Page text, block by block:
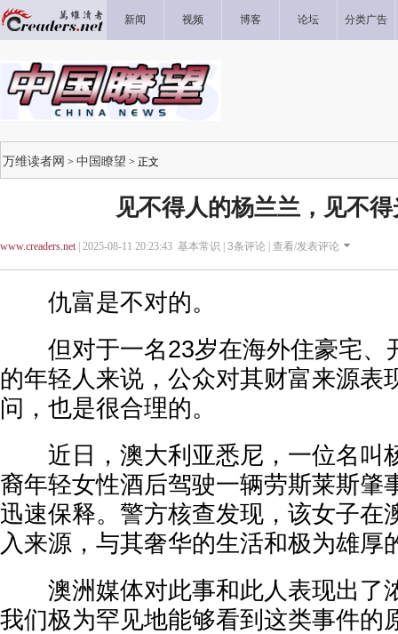
新闻 视频 博客 论坛 分类广告
万维读者网 > 中国瞭望 > 正文
见不得人的杨兰兰，见不
www.creaders.net| 2025-08-11 20:23:43 基本常识 | 3条评论 | 查看/发表评论
仇富是不对的。
但对于一名23岁在海外住豪宅、
的年轻人来说，公众对其财富来源表
问，也是很合理的。
近日，澳大利亚悉尼，一位名叫
裔年轻女性酒后驾驶一辆劳斯莱斯肇
迅速保释。警方核查发现，该女子在
入来源，与其奢华的生活和极为雄厚
澳洲媒体对此事和此人表现出了
我们极为罕见地能够看到这类事件的